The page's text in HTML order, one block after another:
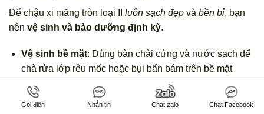
Để chậu xi măng tròn loại II luôn sạch đẹp và bền bỉ, bạn
nên vệ sinh và bảo dưỡng định kỳ.
Vệ sinh bề mặt: Dùng bàn chải cứng và nước sạch để
chà rửa lớp rêu mốc hoặc bụi bẩn bám trên bề mặt
chậu. Có thể dùng thêm dung dịch tẩy rêu chuyên dụng
nếu cần.
Gọi điện Nhắn tin Chat zalo Chat Facebook